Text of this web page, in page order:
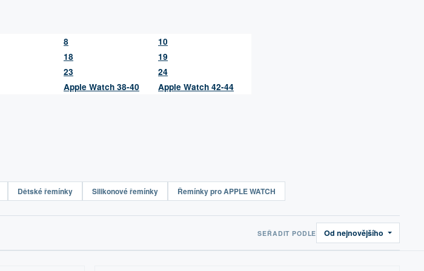
8
10
18
19
23
24
Apple Watch 38-40 Apple Watch 42-44
Dětské řemínky Silikonové řemínky Řemínky pro APPLE WATCH
SEŘADIT PODLE Od nejnovějšího